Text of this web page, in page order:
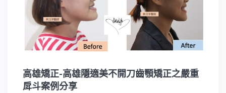
高雄矯正-高雄隱適美不開刀齒顎矯正之嚴重
戽斗案例分享